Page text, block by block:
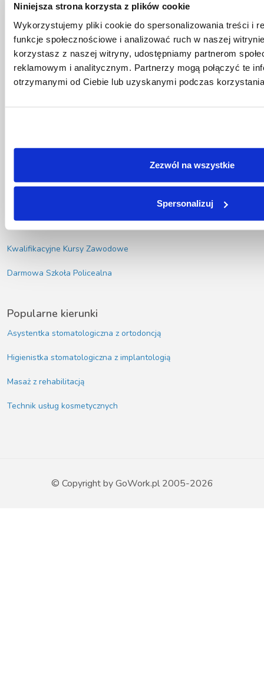
Niniejsza strona korzysta z plików cookie
Wykorzystujemy pliki cookie do spersonalizowania treści i
funkcje społecznościowe i analizować ruch w naszej
korzystasz z naszej witryny, udostępniamy partnerom
reklamowym i analitycznym. Partnerzy mogą połączyć te
otrzymanymi od Ciebie lub uzyskanymi podczas
Zezwól na wszystkie
Spersonalizuj
Nasza Szkoła
Poznaj nas
Kierunki kształcenia
Medyczna Szkoła Policealna
Kwalifikacyjne Kursy Zawodowe
Darmowa Szkoła Policealna
Popularne kierunki
Asystentka stomatologiczna z ortodoncją
Higienistka stomatologiczna z implantologią
Masaż z rehabilitacją
Technik usług kosmetycznych
© Copyright by GoWork.pl 2005-2026